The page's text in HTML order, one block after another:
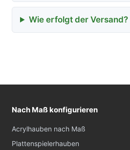
Wie erfolgt der Versand?
Nach Maß konfigurieren
Acrylhauben nach Maß
Plattenspielerhauben